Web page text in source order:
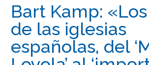
Bart Kamp:
de las iglesias
españolas, del